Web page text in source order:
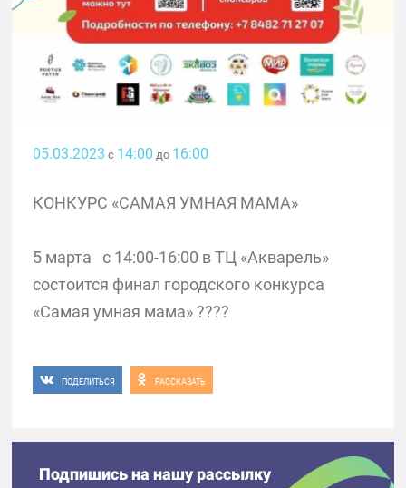
05.03.2023 с 14:00 до 16:00
КОНКУРС «САМАЯ УМНАЯ МАМА»
5 марта с 14:00-16:00 в ТЦ «Акварель»
состоится финал городского конкурса
«Самая умная мама» ????
ПОДЕЛИТЬСЯ РАССКАЗАТЬ
Подпишись на нашу рассылку